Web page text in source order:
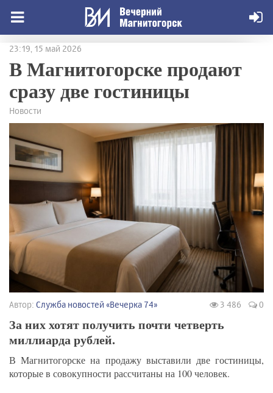
23:19, 15 май 2026
В Магнитогорске продают
сразу две гостиницы
Новости
Автор: Служба новостей «Вечерка 74» 3 486 0
За них хотят получить почти четверть
миллиарда рублей.
В Магнитогорске на продажу выставили две гостиницы,
которые в совокупности рассчитаны на 100 человек.